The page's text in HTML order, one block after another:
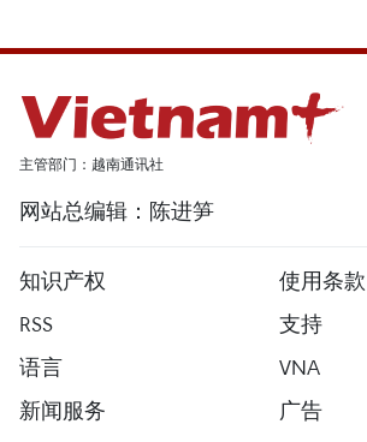
主管部门：越南通讯社
网站总编辑：陈进笋
知识产权
使用条款
RSS
支持
语言
VNA
新闻服务
广告